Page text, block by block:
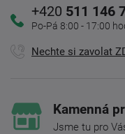
+420 511 146
Po-Pá 8:00 - 17:00
Nechte si zavolat
Kamenná
Jsme tu pro